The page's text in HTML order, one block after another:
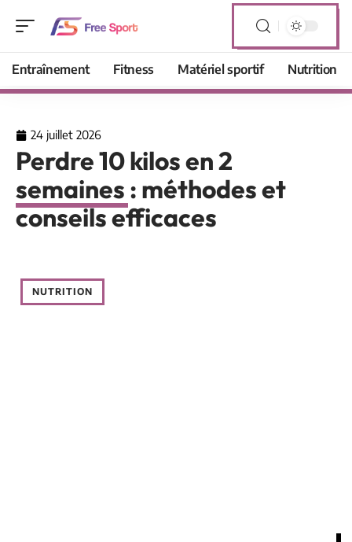
Entraînement Fitness Matériel sportif Nutrition
24 juillet 2026
Perdre 10 kilos en 2
semaines : méthodes et
conseils efficaces
NUTRITION